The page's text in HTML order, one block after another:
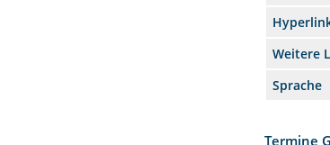
Weitere
Sprache
Termine